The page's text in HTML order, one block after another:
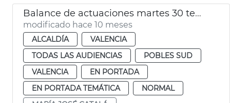
Balance de actuaciones martes 30 temporal lluvia
modificado hace 10 meses
ALCALDÍA
VALENCIA
TODAS LAS AUDIENCIAS
POBLES SUD
VALENCIA
EN PORTADA
EN PORTADA TEMÁTICA
NORMAL